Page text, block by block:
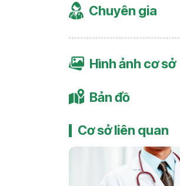
Chuyên gia
Hình ảnh cơ sở
Bản đồ
Cơ sở liên quan